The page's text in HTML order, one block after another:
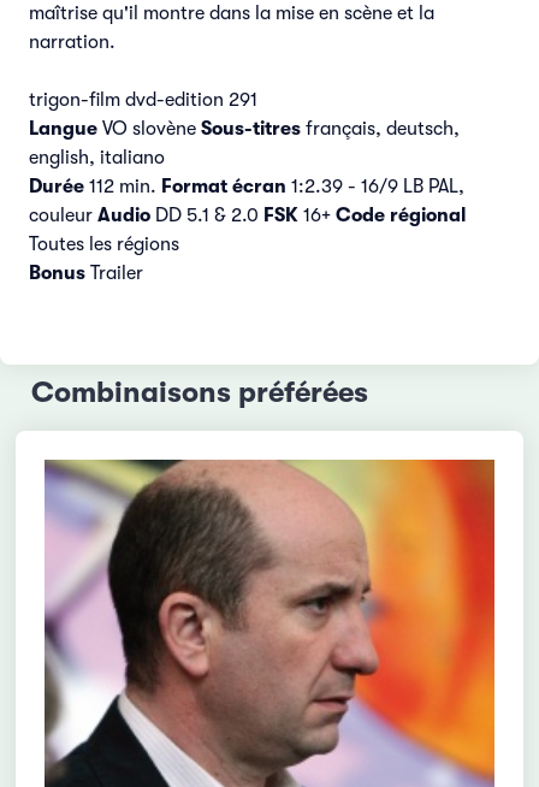
maîtrise qu'il montre dans la mise en scène et la
narration.
trigon-film dvd-edition 291
Langue VO slovène Sous-titres français, deutsch,
english, italiano
Durée 112 min. Format écran 1:2.39 - 16/9 LB PAL,
couleur Audio DD 5.1 & 2.0 FSK 16+ Code régional
Toutes les régions
Bonus Trailer
Combinaisons préférées